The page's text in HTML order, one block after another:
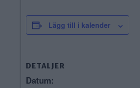
Lägg till i kalender
DETALJER
Datum: